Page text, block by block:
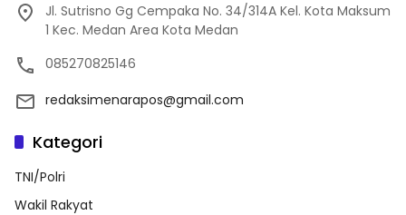
Jl. Sutrisno Gg Cempaka No. 34/314A Kel. Kota Maksum
1 Kec. Medan Area Kota Medan
085270825146
redaksimenarapos@gmail.com
Kategori
TNI/Polri
Wakil Rakyat